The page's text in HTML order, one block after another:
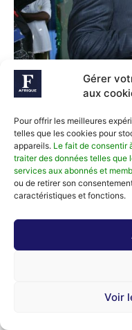
Gérer
aux
Pour offrir les meilleures
telles que les cookies pour
appareils. Le fait de consentir
traiter des données telles que
services aux abonnés et
ou de retirer son
caractéristiques et fonctions.
Voir
Une Relève
Génération
Attaché aux valeurs
l’assureur rassure »
de transmission,
à la vision globale du
propre héritage
l’ascension d’Activa,